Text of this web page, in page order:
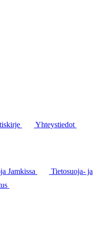
Yhteystiedot
Jamkissa
Tietosuoja- ja